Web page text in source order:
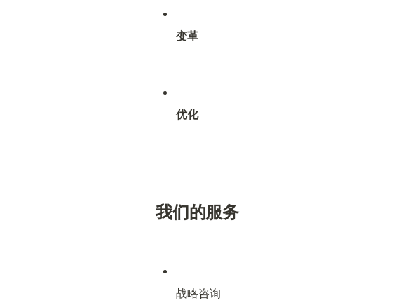
变革
优化
我们的服务
战略咨询